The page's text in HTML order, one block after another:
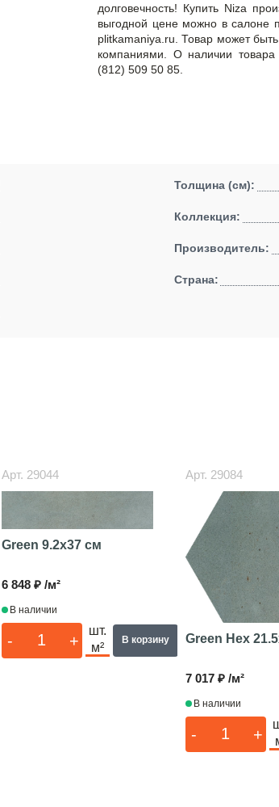
долговечность! Купить Niza
выгодной цене можно в салоне
plitkamaniya.ru. Товар может
компаниями. О наличии
(812) 509 50 85.
Толщина (см):
Коллекция:
Производитель:
Страна:
Арт. 29044
Green 9.2x37 см
6 848 ₽ /м²
В наличии
- +
шт.
м²
В корзину
Арт. 29084
Green Hex
7 017 ₽ /м²
В наличии
- +